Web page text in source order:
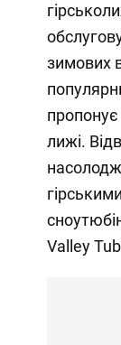
зимових
пропонує
лижі.
Valley